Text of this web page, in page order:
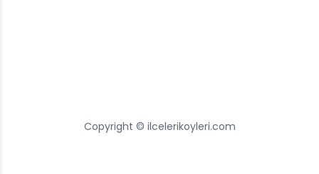
Copyright © ilcelerikoyleri.com